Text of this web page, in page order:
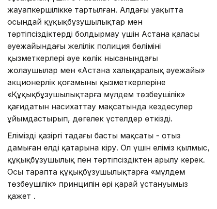
жауапкершілікке тартылған. Алдағы уақытта
осындай құқықбұзушылықтар мен
тәртіпсіздіктерді болдырмау үшін Астана қаласы
әуежайындағы желілік полиция бөлімінің
қызметкерлері әуе көлік нысанындағы
жолаушылар мен «Астана халықаралық әуежайы»
акционерлік қоғамының қызметкерлеріне
«Құқықбұзушылықтарға мүлдем төзбеушілік»
қағидатын насихаттау мақсатында кездесулер
ұйымдастырып, дөңгелек үстелдер өткізді.
Еліміздің қазіргі таңдағы басты мақсаты - отыз
дамыған елдің қатарына кіру. Ол үшін еліміз қылмыс,
құқықбұзушылық пен тәртіпсіздіктен арылу керек.
Осы тарапта құқықбұзушылықтарға «мүлдем
төзбеушілік» принципін әрі қарай ұстануымыз
қажет .